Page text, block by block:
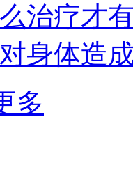
治疗才
身体造
多